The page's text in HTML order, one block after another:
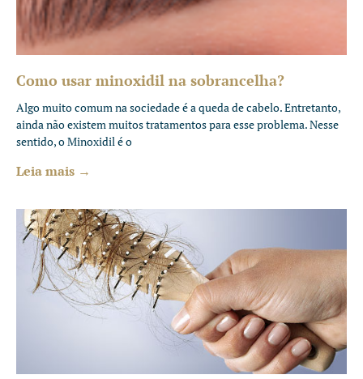
Como usar minoxidil na sobrancelha?
Algo muito comum na sociedade é a queda de cabelo. Entretanto,
ainda não existem muitos tratamentos para esse problema. Nesse
sentido, o Minoxidil é o
Leia mais →